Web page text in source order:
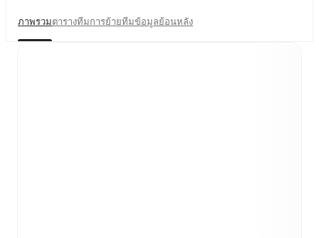
ภาพรวมตารางทีมการย้ายทีมข้อมูลย้อนหลัง